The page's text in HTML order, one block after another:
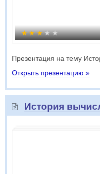
Презентация на тему
Открыть презентацию »
История